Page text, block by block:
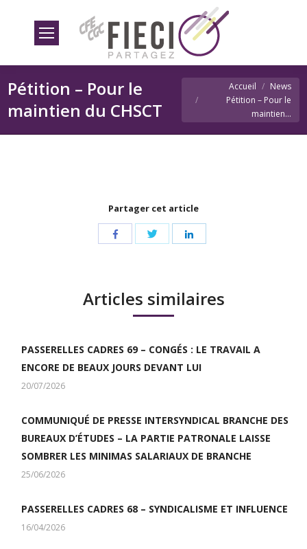
Pétition – Pour le
maintien du CHSCT
Vous êtes iciAccueil
News
Pétition – Pour le
maintien…
Partager cet article
Share
Share
Articles similaires
PASSERELLES CADRES 69 – CONGÉS : LE TRAVAIL A
ENCORE DE BEAUX JOURS DEVANT LUI
20/07/2026
COMMUNIQUÉ DE PRESSE INTERSYNDICAL BRANCHE DES
BUREAUX D’ÉTUDES – LA PARTIE PATRONALE LAISSE
SOMBRER LES MINIMAS SALARIAUX DE BRANCHE
25/06/2026
PASSERELLES CADRES 68 – SYNDICALISME ET INFLUENCE
16/04/2026